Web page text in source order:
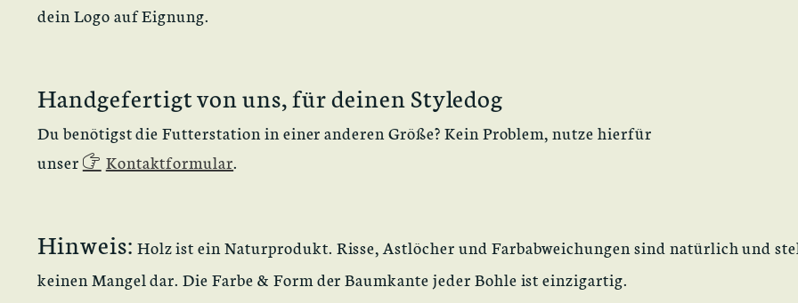
dein Logo auf Eignung.
Handgefertigt von uns, für deinen Styledog
Du benötigst die Futterstation in einer anderen Größe? Kein Problem, nutze hierfür
unser
Kontaktformular.
Hinweis: Holz ist ein Naturprodukt. Risse, Astlöcher und Farbabweichungen sind natürlich und
keinen Mangel dar. Die Farbe & Form der Baumkante jeder Bohle ist einzigartig.